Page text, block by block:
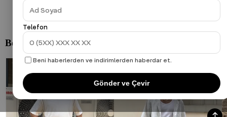
Telefon
Beni haberlerden ve indirimlerden haberdar et.
Gönder ve Çevir